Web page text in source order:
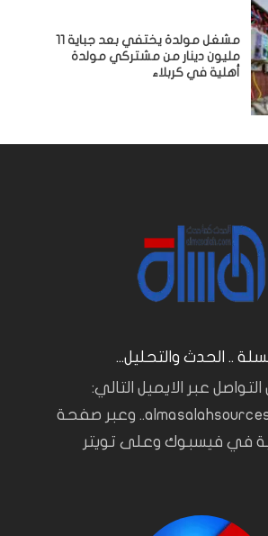
مشغل مولدة يختفي بعد جباية 11
مليون دينار من مشتركي مولدة
أهلية في كربلاء
.. الحدث والتحليل...
عبر الايميل التالي:
almasalahsources@gmail.com.. وعبر صفحة
في فيسبوك وعلى تويتر